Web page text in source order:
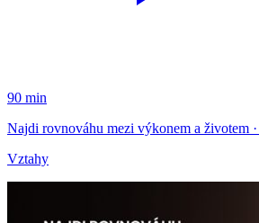
90 min
Najdi rovnováhu mezi výkonem a životem
Vztahy